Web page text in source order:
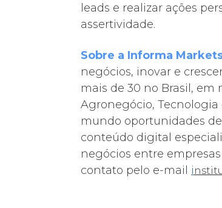
leads e realizar ações
assertividade.
Sobre a Informa
negócios, inovar e
mais de 30 no Brasil, em
Agronegócio, Tecnologia
mundo oportunidades
conteúdo digital
negócios entre
contato pelo e-mail i